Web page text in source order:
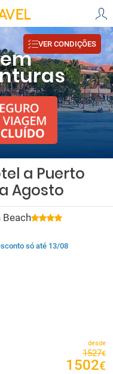
VER CONDIÇÕES
a Puerto
Agosto
Beach
só até 13/08
desde
1527€
1502€